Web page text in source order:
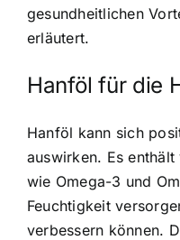
gesundheitlichen
erläutert.
Hanföl für die
Hanföl kann sich
auswirken. Es enthält
wie Omega-3 und
Feuchtigkeit
verbessern können.